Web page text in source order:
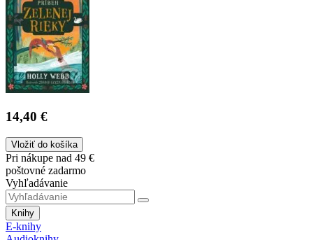
14,40 €
Vložiť do košíka
Pri nákupe nad 49 €
poštovné zadarmo
Vyhľadávanie
Knihy
E-knihy